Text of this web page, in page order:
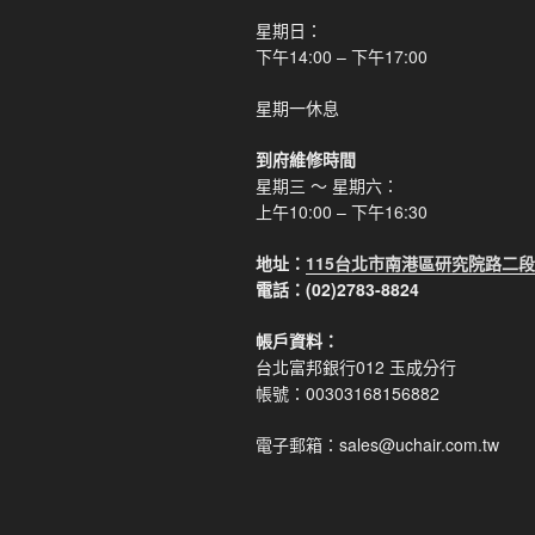
星期日：
下午14:00 – 下午17:00
星期一休息
到府維修時間
星期三 ～ 星期六：
上午10:00 – 下午16:30
地址： 115台北市南港區研究院路二
電話：(02)2783-8824
帳戶資料：
台北富邦銀行012 玉成分行
帳號：00303168156882
電子郵箱：sales@uchair.com.tw